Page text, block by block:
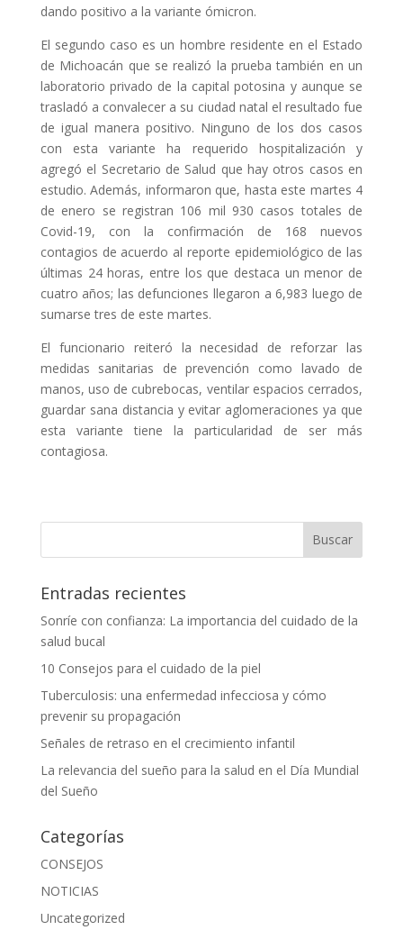
dando positivo a la variante ómicron.
El segundo caso es un hombre residente en el Estado
de Michoacán que se realizó la prueba también en un
laboratorio privado de la capital potosina y aunque se
trasladó a convalecer a su ciudad natal el resultado fue
de igual manera positivo. Ninguno de los dos casos
con esta variante ha requerido hospitalización y
agregó el Secretario de Salud que hay otros casos en
estudio. Además, informaron que, hasta este martes 4
de enero se registran 106 mil 930 casos totales de
Covid-19, con la confirmación de 168 nuevos
contagios de acuerdo al reporte epidemiológico de las
últimas 24 horas, entre los que destaca un menor de
cuatro años; las defunciones llegaron a 6,983 luego de
sumarse tres de este martes.
El funcionario reiteró la necesidad de reforzar las
medidas sanitarias de prevención como lavado de
manos, uso de cubrebocas, ventilar espacios cerrados,
guardar sana distancia y evitar aglomeraciones ya que
esta variante tiene la particularidad de ser más
contagiosa.
Entradas recientes
Sonríe con confianza: La importancia del cuidado de la
salud bucal
10 Consejos para el cuidado de la piel
Tuberculosis: una enfermedad infecciosa y cómo
prevenir su propagación
Señales de retraso en el crecimiento infantil
La relevancia del sueño para la salud en el Día Mundial
del Sueño
Categorías
CONSEJOS
NOTICIAS
Uncategorized